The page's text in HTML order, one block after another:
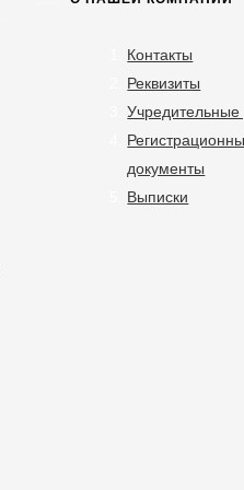
Контакты
Реквизиты
Учредительные
документы
Выписки